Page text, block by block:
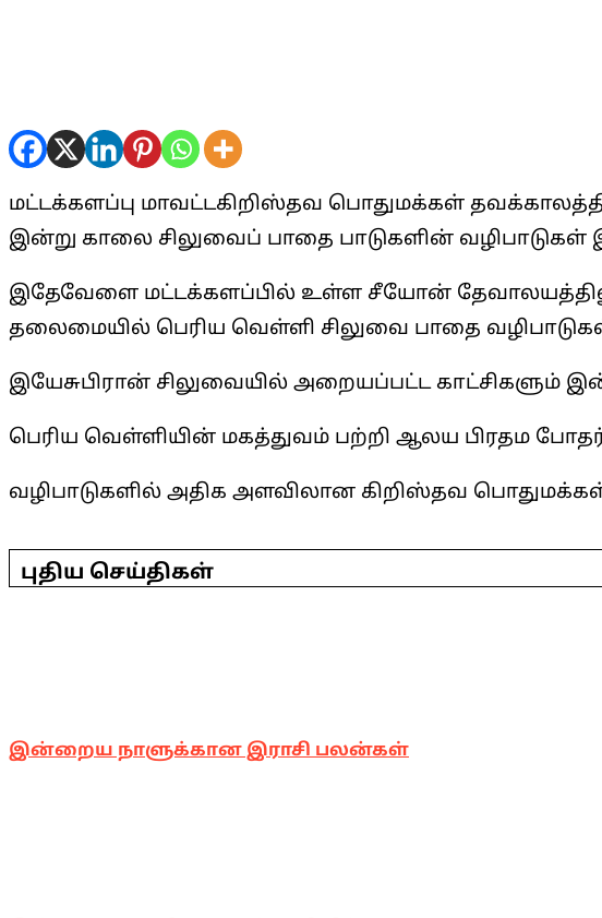
மட்டக்களப்பு மாவட்டகிறிஸ்தவ பொதுமக்கள்
இன்று காலை சிலுவைப் பாதை பாடுகளின் வழிபாடுகள்
இதேவேளை மட்டக்களப்பில் உள்ள சீயோன்
தலைமையில் பெரிய வெள்ளி சிலுவை பாதை
இயேசுபிரான் சிலுவையில் அறையப்பட்ட காட்சிகளும்
பெரிய வெள்ளியின் மகத்துவம் பற்றி ஆலய பிரதம
வழிபாடுகளில் அதிக அளவிலான கிறிஸ்தவ
04-
18புதிய செய்திகள்
இன்றைய நாளுக்கான இராசி பலன்கள்